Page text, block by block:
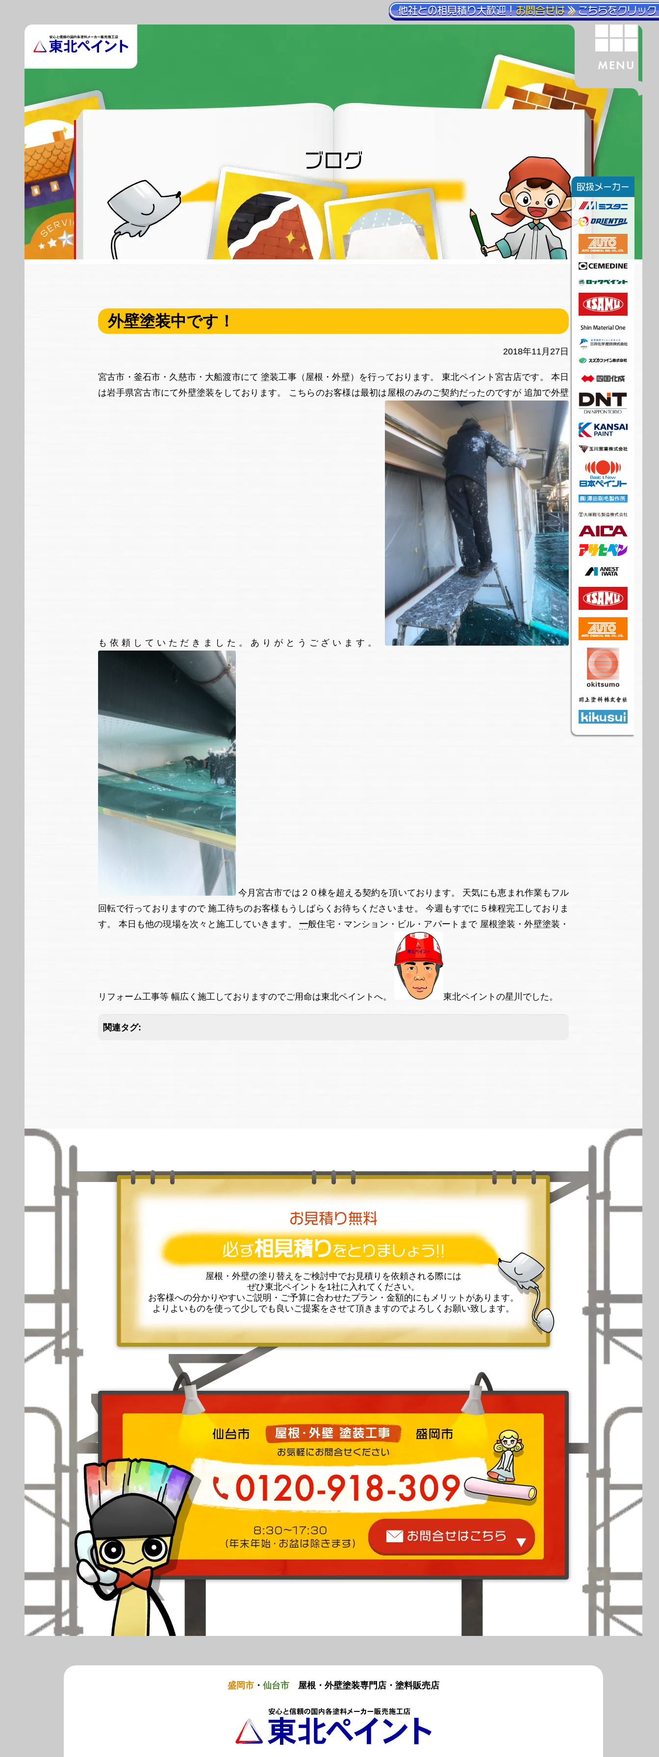
他社との相見積り大歓迎！お問合せは こちらをクリック
MENU
取扱メーカー
ブログ
外壁塗装中です！
2018年11月27日
宮古市・釜石市・久慈市・大船渡市にて 塗装工事（屋根・外壁）を行っております。 東北ペイント宮古店です。 本日
は岩手県宮古市にて外壁塗装をしております。 こちらのお客様は最初は屋根のみのご契約だったのですが 追加で外壁
も依頼していただきました。ありがとうございます。
今月宮古市では２０棟を超える契約を頂いております。 天気にも恵まれ作業もフル
回転で行っておりますので 施工待ちのお客様もうしばらくお待ちくださいませ。 今週もすでに５棟程完工しておりま
す。 本日も他の現場を次々と施工していきます。 一般住宅・マンション・ビル・アパートまで 屋根塗装・外壁塗装・
リフォーム工事等 幅広く施工しておりますのでご用命は東北ペイントへ。 東北ペイントの星川でした。
関連タグ:
お見積り無料
必ず相見積りをとりましょう!!
屋根・外壁の塗り替えをご検討中でお見積りを依頼される際には
ぜひ東北ペイントを1社に入れてください。
お客様への分かりやすいご説明・ご予算に合わせたプラン・金額的にもメリットがあります。
よりよいものを使って少しでも良いご提案をさせて頂きますのでよろしくお願い致します。
盛岡市 ・ 仙台市 屋根・外壁塗装専門店・塗料販売店